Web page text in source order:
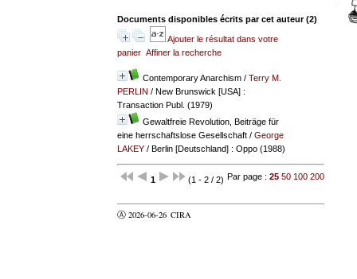
Documents disponibles écrits par cet auteur (2)
Ajouter le résultat dans votre
panier Affiner la recherche
Contemporary Anarchism/ Terry M.
PERLIN / New Brunswick [USA] :
Transaction Publ. (1979)
Gewaltfreie Revolution, Beiträge für
eine herrschaftslose Gesellschaft/ George
LAKEY/ Berlin [Deutschland] : Oppo (1988)
1 (1 - 2 / 2) Par page : 25 50 100 200
Ⓐ 2026-06-26 CIRA